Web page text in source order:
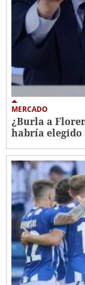
MERCADO
¿Burla a
habría elegido